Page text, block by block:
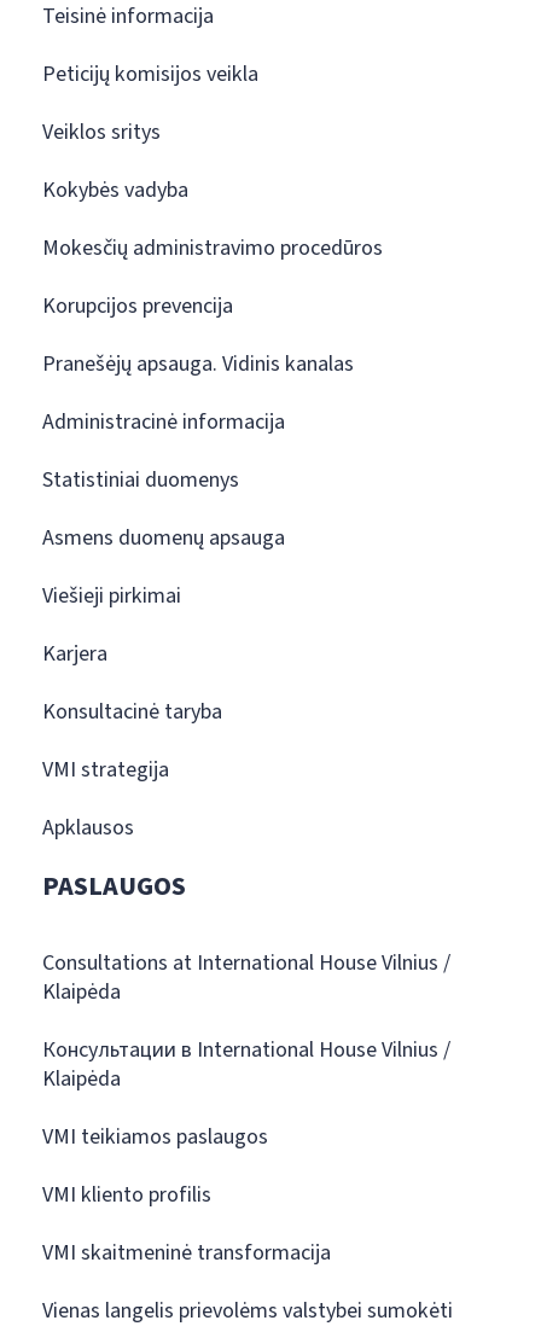
Teisinė informacija
Peticijų komisijos veikla
Veiklos sritys
Kokybės vadyba
Mokesčių administravimo procedūros
Korupcijos prevencija
Pranešėjų apsauga. Vidinis kanalas
Administracinė informacija
Statistiniai duomenys
Asmens duomenų apsauga
Viešieji pirkimai
Karjera
Konsultacinė taryba
VMI strategija
Apklausos
PASLAUGOS
Consultations at International House Vilnius /
Klaipėda
Консультации в International House Vilnius /
Klaipėda
VMI teikiamos paslaugos
VMI kliento profilis
VMI skaitmeninė transformacija
Vienas langelis prievolėms valstybei sumokėti